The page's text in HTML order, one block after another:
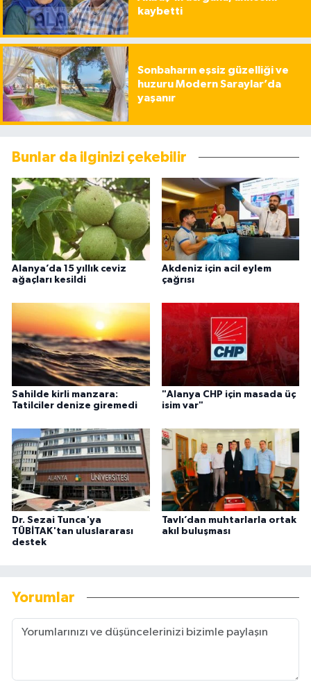
kaybetti
Sonbaharın eşsiz güzelliği ve
huzuru Modern Saraylar’da
yaşanır
Bunlar da ilginizi çekebilir
Alanya’da 15 yıllık ceviz
ağaçları kesildi
Akdeniz için acil eylem
çağrısı
Sahilde kirli manzara:
Tatilciler denize giremedi
"Alanya CHP için masada üç
isim var"
Dr. Sezai Tunca'ya
TÜBİTAK'tan uluslararası
destek
Tavlı’dan muhtarlarla ortak
akıl buluşması
Yorumlar